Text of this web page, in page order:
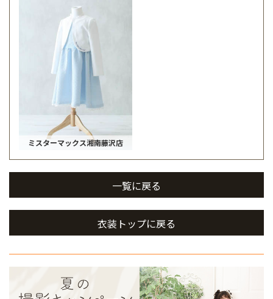
ミスターマックス湘南藤沢店
一覧に戻る
衣装トップに戻る